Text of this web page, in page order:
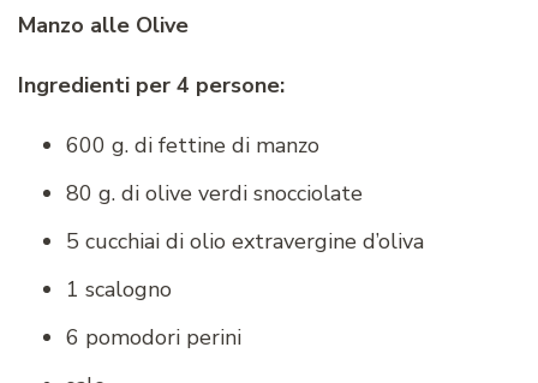
Manzo alle Olive
Ingredienti per 4 persone:
600 g. di fettine di manzo
80 g. di olive verdi snocciolate
5 cucchiai di olio extravergine d’oliva
1 scalogno
6 pomodori perini